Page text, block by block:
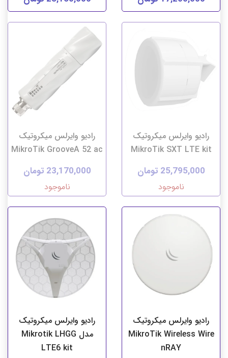
رادیو وایرلس میکروتیک
MikroTik SXT LTE kit
25,795,000 تومان
ناموجود
رادیو وایرلس میکروتیک
MikroTik GrooveA 52 ac
23,170,000 تومان
ناموجود
رادیو وایرلس میکروتیک
MikroTik Wireless Wire
nRAY
رادیو وایرلس میکروتیک
مدل Mikrotik LHGG
LTE6 kit